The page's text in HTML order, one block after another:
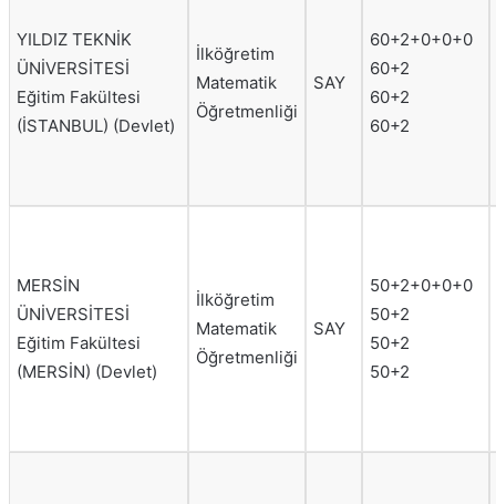
YILDIZ TEKNİK
ÜNİVERSİTESİ
Eğitim Fakültesi
(İSTANBUL) (Devlet)
İlköğretim
Matematik
Öğretmenliği
SAY
60+2+0+0+0
60+2
60+2
60+2
MERSİN
ÜNİVERSİTESİ
Eğitim Fakültesi
(MERSİN) (Devlet)
İlköğretim
Matematik
Öğretmenliği
SAY
50+2+0+0+0
50+2
50+2
50+2